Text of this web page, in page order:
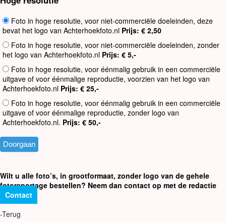
Foto in hoge resolutie, voor niet-commerciële doeleinden, deze
bevat het logo van Achterhoekfoto.nl Prijs: € 2,50
Foto in hoge resolutie, voor niet-commerciële doeleinden, zonder
het logo van Achterhoekfoto.nl Prijs: € 5,-
Foto in hoge resolutie, voor éénmalig gebruik in een commerciële
uitgave of voor éénmalige reproductie, voorzien van het logo van
Achterhoekfoto.nl Prijs: € 25,-
Foto in hoge resolutie, voor éénmalig gebruik in een commerciële
uitgave of voor éénmalige reproductie, zonder logo van
Achterhoekfoto.nl. Prijs: € 50,-
Wilt u alle foto’s, in grootformaat, zonder logo van de gehele
fotoreportage bestellen? Neem dan contact op met de redactie
Contact
-Terug